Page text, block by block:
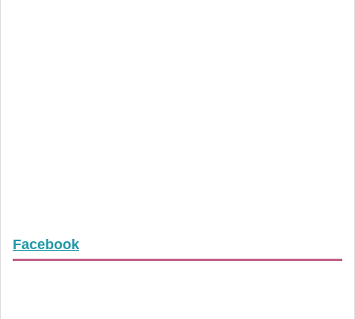
Facebook